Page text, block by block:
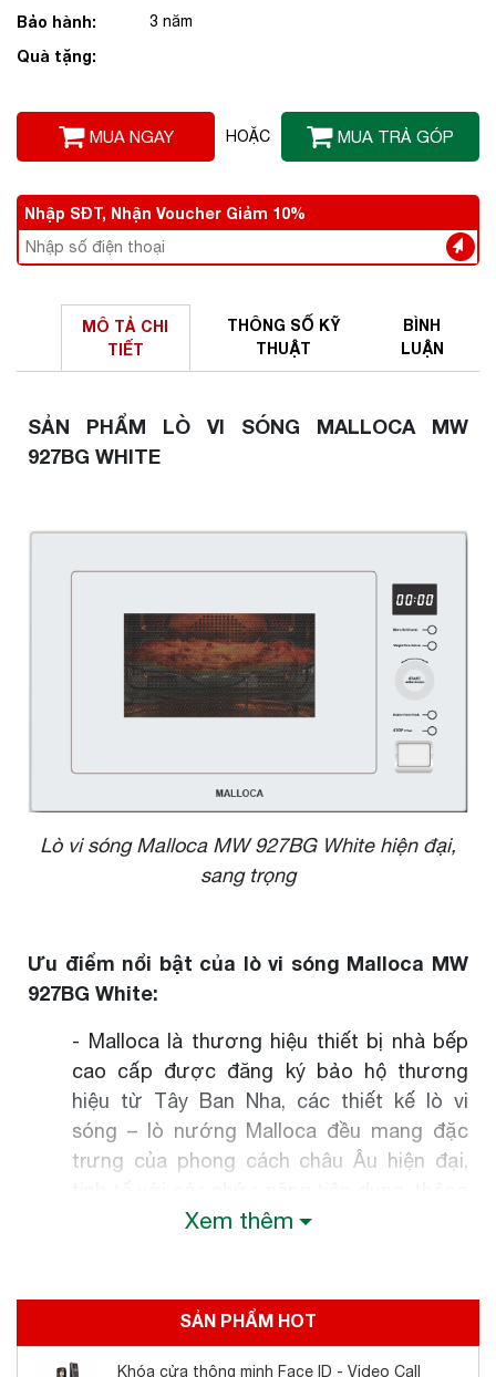
Bảo hành: 3 năm
Quà tặng:
MUA NGAY HOẶC MUA TRẢ GÓP
Nhập SĐT, Nhận Voucher Giảm 10%
MÔ TẢ CHI
TIẾT
THÔNG SỐ KỸ
THUẬT
BÌNH
LUẬN
SẢN PHẨM LÒ VI SÓNG MALLOCA MW
927BG WHITE
Lò vi sóng Malloca MW 927BG White hiện đại,
sang trọng
Ưu điểm nổi bật của lò vi sóng Malloca MW
927BG White:
- Malloca là thương hiệu thiết bị nhà bếp
cao cấp được đăng ký bảo hộ thương
hiệu từ Tây Ban Nha, các thiết kế lò vi
sóng – lò nướng Malloca đều mang đặc
trưng của phong cách châu Âu hiện đại,
được làm từ vật liệu cao cấp thép không
gỉ sáng đẹp, bền bỉ theo thời gian kết hợp
kính trắng cách nhiệt giúp người dùng dễ
Xem thêm
SẢN PHẨM HOT
Khóa cửa thông minh Face ID - Video Call